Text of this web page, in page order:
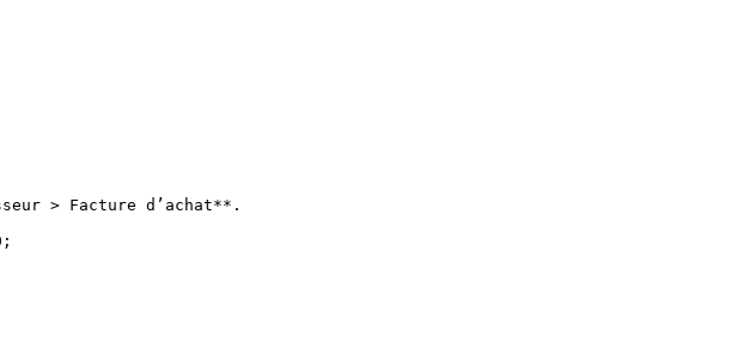
> Facture d’achat**.